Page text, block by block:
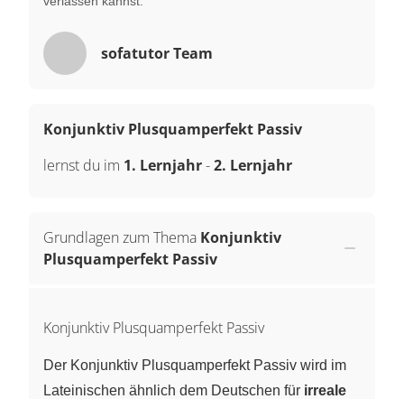
sofatutor Team
Konjunktiv Plusquamperfekt Passiv
lernst du im 1. Lernjahr-2. Lernjahr
Grundlagen zum Thema Konjunktiv
Plusquamperfekt Passiv
Konjunktiv Plusquamperfekt Passiv
Der Konjunktiv Plusquamperfekt Passiv wird im
Lateinischen ähnlich dem Deutschen für irreale